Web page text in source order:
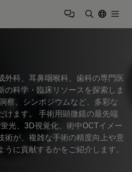
外科、耳鼻咽喉科、歯科の専門医
の科学・臨床リソースを探索しま
察、シンポジウムなど、多彩な
けます。 手術用顕微鏡の最先端
光、3D視覚化、術中OCTイメー
術が、複雑な手術の精度向上や意
に貢献するかをご紹介します。